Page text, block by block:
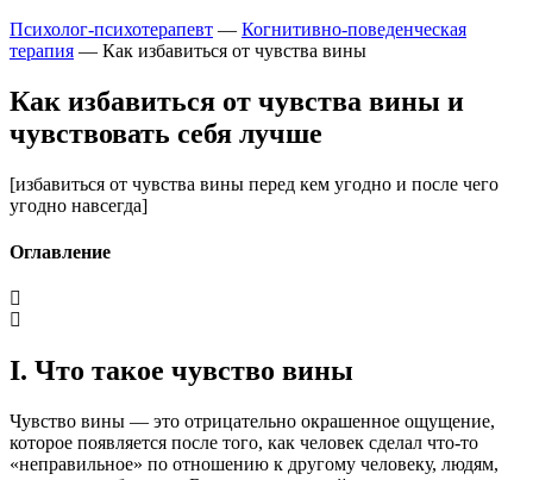
Психолог-психотерапевт — Когнитивно-поведенческая
терапия — Как избавиться от чувства вины
Как избавиться от чувства вины и
чувствовать себя лучше
[избавиться от чувства вины перед кем угодно и после чего
угодно навсегда]
Оглавление
I. Что такое чувство вины
Чувство вины — это отрицательно окрашенное ощущение,
которое появляется после того, как человек сделал что-то
«неправильное» по отношению к другому человеку, людям,